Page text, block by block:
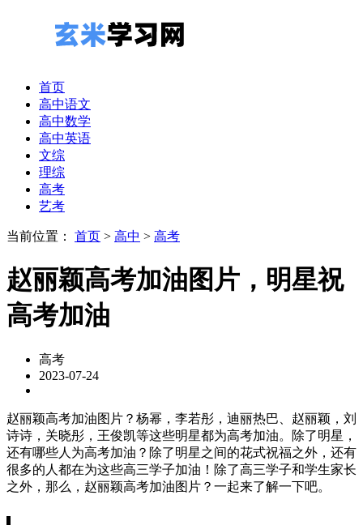
首页
高中语文
高中数学
高中英语
文综
理综
高考
艺考
当前位置： 首页 > 高中 > 高考
赵丽颖高考加油图片，明星祝
高考加油
高考
2023-07-24
赵丽颖高考加油图片？杨幂，李若彤，迪丽热巴、赵丽颖，刘
诗诗，关晓彤，王俊凯等这些明星都为高考加油。除了明星，
还有哪些人为高考加油？除了明星之间的花式祝福之外，还有
很多的人都在为这些高三学子加油！除了高三学子和学生家长
之外，那么，赵丽颖高考加油图片？一起来了解一下吧。